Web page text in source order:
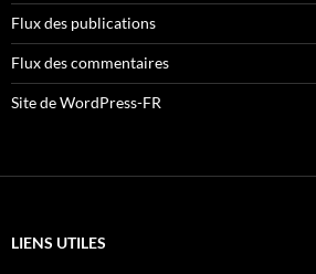
Flux des publications
Flux des commentaires
Site de WordPress-FR
LIENS UTILES